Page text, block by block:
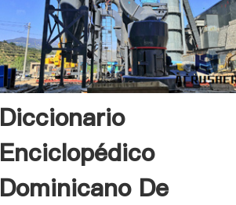
Diccionario
Enciclopédico
Dominicano De